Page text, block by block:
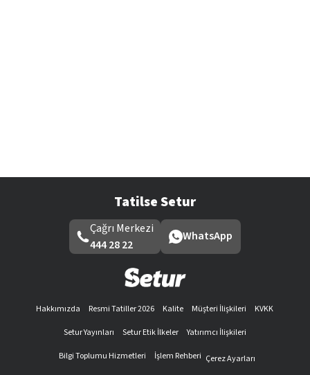
Tatilse Setur
Çağrı Merkezi
444 28 22
WhatsApp
Hakkımızda Resmi Tatiller 2026 Kalite Müşteri İlişkileri
KVKK
Setur Yayınları
Setur Etik İlkeler
Yatırımcı İlişkileri
Bilgi Toplumu Hizmetleri
İşlem Rehberi Çerez Ayarları